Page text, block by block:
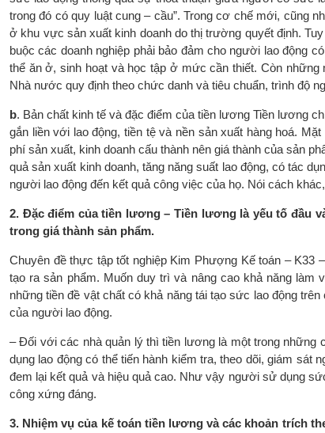
trong đó có quy luật cung – cầu”. Trong cơ chế mới, cũng
ở khu vực sản xuất kinh doanh do thị trường quyết định.
buộc các doanh nghiệp phải bảo đảm cho người lao động
thể ăn ở, sinh hoạt và học tập ở mức cần thiết. Còn
Nhà nước quy định theo chức danh và tiêu chuẩn, trình độ
b. Bản chất kinh tế và đặc điểm của tiền lương Tiền lương
gắn liền với lao động, tiền tệ và nền sản xuất hàng hoá.
phí sản xuất, kinh doanh cấu thành nên giá thành của sản
quả sản xuất kinh doanh, tăng năng suất lao động, có tác
người lao động đến kết quả công việc của họ. Nói cách
2. Đặc điểm của tiền lương – Tiền lương là yếu tố đầu
trong giá thành sản phẩm.
Chuyên đề thực tập tốt nghiệp Kim Phượng Kế toán – K33
tạo ra sản phẩm. Muốn duy trì và nâng cao khả năng
những tiền đề vật chất có khả năng tái tạo sức lao động
của người lao động.
– Đối với các nhà quản lý thì tiền lương là một trong những
dụng lao động có thể tiến hành kiểm tra, theo dõi, giám
đem lại kết quả và hiệu quả cao. Như vậy người sử dụng
công xứng đáng.
3. Nhiệm vụ của kế toán tiền lương và các khoản trích